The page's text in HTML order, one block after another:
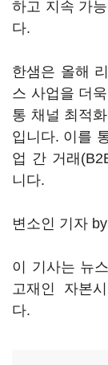
하고 지속 가
다.
한샘은 올해
스 사업을 더
통 채널 최적
입니다. 이를
업 간 거래
니다.
변소인 기자
이 기사는 뉴
고재인 자본
다.